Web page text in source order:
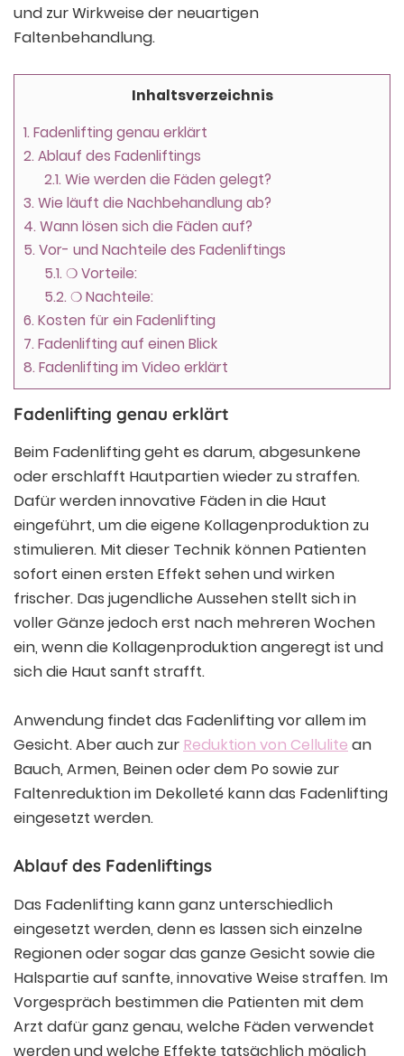
und zur Wirkweise der neuartigen
Faltenbehandlung.
Inhaltsverzeichnis
1. Fadenlifting genau erklärt
2. Ablauf des Fadenliftings
2.1. Wie werden die Fäden gelegt?
3. Wie läuft die Nachbehandlung ab?
4. Wann lösen sich die Fäden auf?
5. Vor- und Nachteile des Fadenliftings
5.1. ❍ Vorteile:
5.2. ❍ Nachteile:
6. Kosten für ein Fadenlifting
7. Fadenlifting auf einen Blick
8. Fadenlifting im Video erklärt
Fadenlifting genau erklärt
Beim Fadenlifting geht es darum, abgesunkene
oder erschlafft Hautpartien wieder zu straffen.
Dafür werden innovative Fäden in die Haut
eingeführt, um die eigene Kollagenproduktion zu
stimulieren. Mit dieser Technik können Patienten
sofort einen ersten Effekt sehen und wirken
frischer. Das jugendliche Aussehen stellt sich in
voller Gänze jedoch erst nach mehreren Wochen
ein, wenn die Kollagenproduktion angeregt ist und
sich die Haut sanft strafft.
Anwendung findet das Fadenlifting vor allem im
Gesicht. Aber auch zur Reduktion von Cellulite an
Bauch, Armen, Beinen oder dem Po sowie zur
Faltenreduktion im Dekolleté kann das Fadenlifting
eingesetzt werden.
Ablauf des Fadenliftings
Das Fadenlifting kann ganz unterschiedlich
eingesetzt werden, denn es lassen sich einzelne
Regionen oder sogar das ganze Gesicht sowie die
Halspartie auf sanfte, innovative Weise straffen. Im
Vorgespräch bestimmen die Patienten mit dem
Arzt dafür ganz genau, welche Fäden verwendet
werden und welche Effekte tatsächlich möglich